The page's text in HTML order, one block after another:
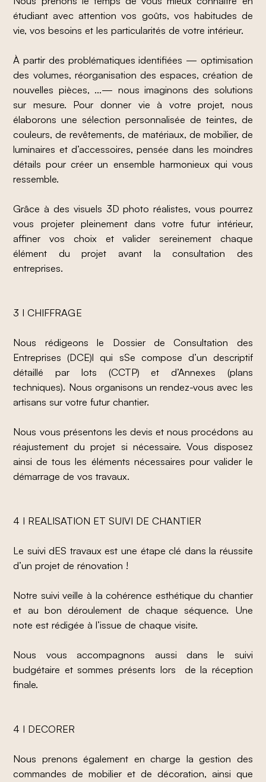
étudiant avec attention vos goûts, vos habitudes de
vie, vos besoins et les particularités de votre intérieur.
À partir des problématiques identifiées — optimisation
des volumes, réorganisation des espaces, création de
nouvelles pièces, ...— nous imaginons des solutions
sur mesure. Pour donner vie à votre projet, nous
élaborons une sélection personnalisée de teintes, de
couleurs, de revêtements, de matériaux, de mobilier, de
luminaires et d’accessoires, pensée dans les moindres
détails pour créer un ensemble harmonieux qui vous
ressemble.
Grâce à des visuels 3D photo réalistes, vous pourrez
vous projeter pleinement dans votre futur intérieur,
affiner vos choix et valider sereinement chaque
élément du projet avant la consultation des
entreprises.
3 I CHIFFRAGE
Nous rédigeons le Dossier de Consultation des
Entreprises (DCE)l qui sSe compose d’un descriptif
détaillé par lots (CCTP) et d’Annexes (plans
techniques). Nous organisons un rendez-vous avec les
artisans sur votre futur chantier.
Nous vous présentons les devis et nous procédons au
réajustement du projet si nécessaire. Vous disposez
ainsi de tous les éléments nécessaires pour valider le
démarrage de vos travaux.
4 I REALISATION ET SUIVI DE CHANTIER
Le suivi dES travaux est une étape clé dans la réussite
d’un projet de rénovation !
Notre suivi veille à la cohérence esthétique du chantier
et au bon déroulement de chaque séquence. Une
note est rédigée à l’issue de chaque visite.
Nous vous accompagnons aussi dans le suivi
budgétaire et sommes présents lors de la réception
finale.
4 I DECORER
Nous prenons également en charge la gestion des
commandes de mobilier et de décoration, ainsi que